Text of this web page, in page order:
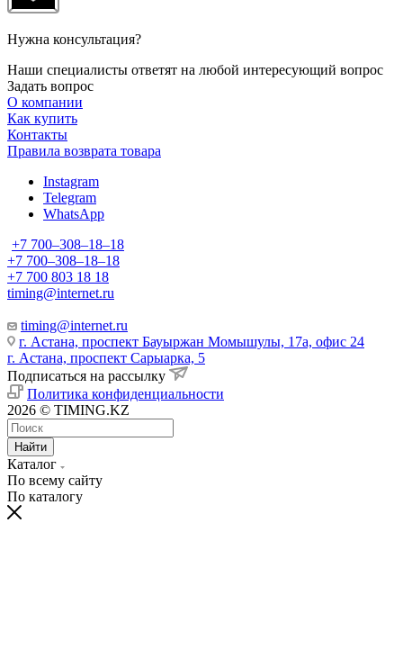
Нужна консультация?
Наши специалисты ответят на любой интересующий вопрос
Задать вопрос
О компании
Как купить
Контакты
Правила возврата товара
Instagram
Telegram
WhatsApp
+7 700‒308‒18‒18
+7 700‒308‒18‒18
+7 700 803 18 18
timing@internet.ru
timing@internet.ru
г. Астана, проспект Бауыржан Момышулы, 17а, офис 24
г. Астана, проспект Сарыарка, 5
Подписаться на рассылку
Политика конфиденциальности
2026 © TIMING.KZ
Найти
Каталог
По всему сайту
По каталогу